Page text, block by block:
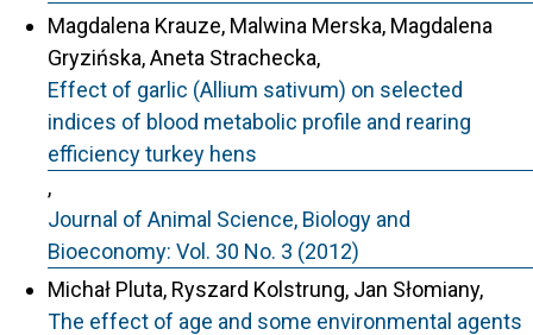
Magdalena Krauze, Malwina Merska, Magdalena
Gryzińska, Aneta Strachecka,
Effect of garlic (Allium sativum) on selected
indices of blood metabolic profile and rearing
efficiency turkey hens
,
Journal of Animal Science, Biology and
Bioeconomy: Vol. 30 No. 3 (2012)
Michał Pluta, Ryszard Kolstrung, Jan Słomiany,
The effect of age and some environmental agents